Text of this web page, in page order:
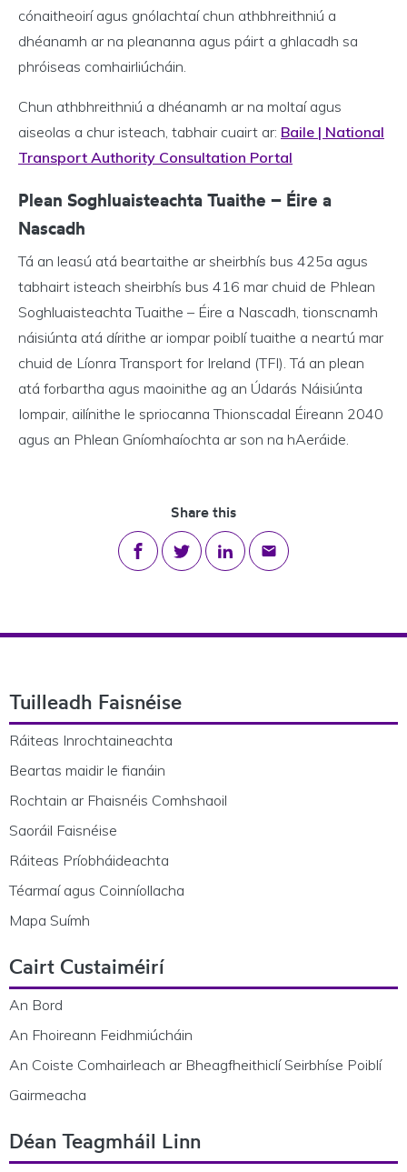
cónaitheoirí agus gnólachtaí chun athbhreithniú a
dhéanamh ar na pleananna agus páirt a ghlacadh sa
phróiseas comhairliúcháin.
Chun athbhreithniú a dhéanamh ar na moltaí agus
aiseolas a chur isteach, tabhair cuairt ar: Baile | National
Transport Authority Consultation Portal
Plean Soghluaisteachta Tuaithe – Éire a
Nascadh
Tá an leasú atá beartaithe ar sheirbhís bus 425a agus
tabhairt isteach sheirbhís bus 416 mar chuid de Phlean
Soghluaisteachta Tuaithe – Éire a Nascadh, tionscnamh
náisiúnta atá dírithe ar iompar poiblí tuaithe a neartú mar
chuid de Líonra Transport for Ireland (TFI). Tá an plean
atá forbartha agus maoinithe ag an Údarás Náisiúnta
Iompair, ailínithe le spriocanna Thionscadal Éireann 2040
agus an Phlean Gníomhaíochta ar son na hAeráide.
Share this
Share on Facebook
Share on Twitter
Share on LinkedIn
Share via email
Tuilleadh Faisnéise
Ráiteas Inrochtaineachta
Beartas maidir le fianáin
Rochtain ar Fhaisnéis Comhshaoil
Saoráil Faisnéise
Ráiteas Príobháideachta
Téarmaí agus Coinníollacha
Mapa Suímh
Cairt Custaiméirí
An Bord
An Fhoireann Feidhmiúcháin
An Coiste Comhairleach ar Bheagfheithiclí Seirbhíse Poiblí
Gairmeacha
Déan Teagmháil Linn